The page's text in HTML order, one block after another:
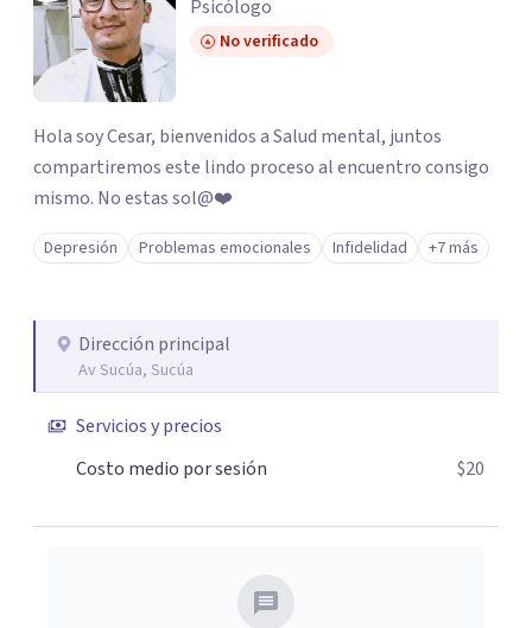
Psicólogo
No verificado
Hola soy Cesar, bienvenidos a Salud mental, juntos
compartiremos este lindo proceso al encuentro consigo
mismo. No estas sol@❤️
Depresión Problemas emocionales Infidelidad +7 más
Dirección principal
Av Sucúa, Sucúa
Servicios y precios
Costo medio por sesión
$20